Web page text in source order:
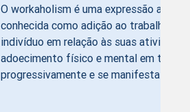
O workaholism é uma expressão
conhecida como adição ao trabalho,
indivíduo em relação às suas
adoecimento físico e mental em
progressivamente e se manifesta por